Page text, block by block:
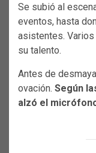
Se subió al
eventos, hasta
asistentes.
su talento.
Antes de
ovación. Según
alzó el